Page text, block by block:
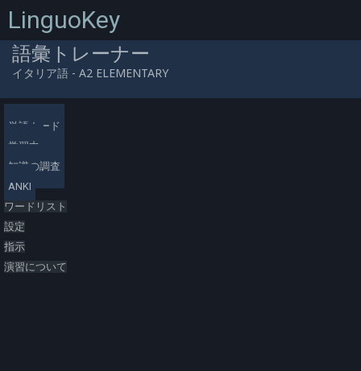
LinguoKey
語彙トレーナー
イタリア語 - A2 ELEMENTARY
0/0/0/0 0(0.00%)
単語カード
学習中
知識の調査
ANKI
ワードリスト
設定
指示
演習について